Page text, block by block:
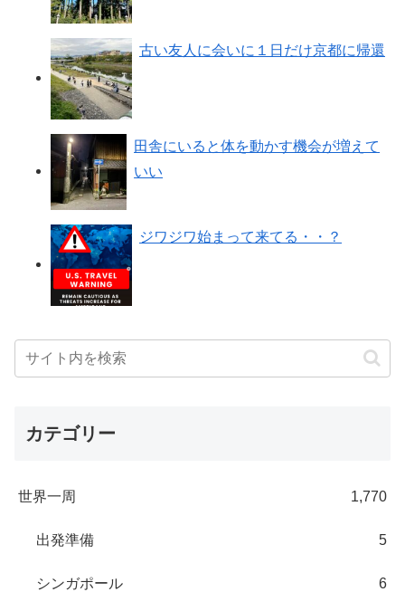
古い友人に会いに１日だけ京都に帰還
田舎にいると体を動かす機会が増えて
いい
ジワジワ始まって来てる・・？
カテゴリー
世界一周 1,770
出発準備 5
シンガポール 6